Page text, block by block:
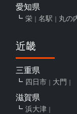
愛知県
栄 名駅 丸の
近畿
三重県
四日市 大門
滋賀県
浜大津